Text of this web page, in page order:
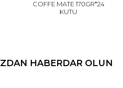
COFFE MATE 170GR*24
KUTU
HABERDAR OLUN